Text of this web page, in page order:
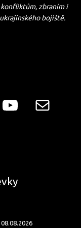
zbraním i
bojiště.